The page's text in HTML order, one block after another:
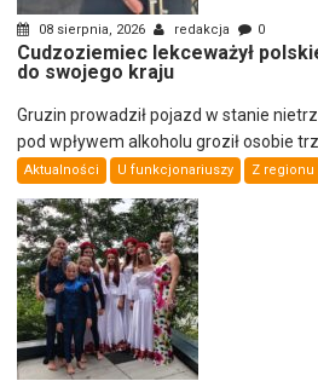
08 sierpnia, 2026 redakcja 0
Cudzoziemiec lekceważył
do swojego kraju
Gruzin prowadził pojazd w stanie
pod wpływem alkoholu groził osobie
Aktualności U funkcjonariuszy Z regionu